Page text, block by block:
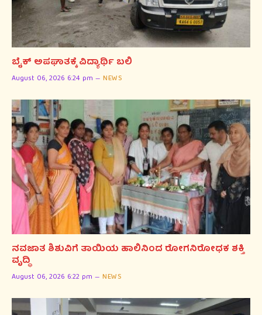
ಬೈಕ್ ಅಪಘಾತಕ್ಕೆ ವಿದ್ಯಾರ್ಥಿ ಬಲಿ
August 06, 2026 6:24 pm NEWS
ನವಜಾತ ಶಿಶುವಿಗೆ ತಾಯಿಯ ಹಾಲಿನಿಂದ ರೋಗನಿರೋಧಕ ಶಕ್ತಿ
ವೃದ್ಧಿ
August 06, 2026 6:22 pm NEWS